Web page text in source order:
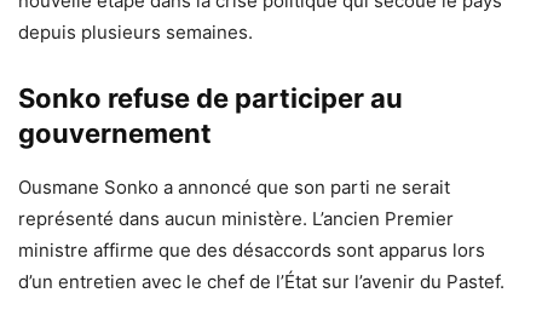
depuis plusieurs semaines.
Sonko refuse de participer au
gouvernement
Ousmane Sonko a annoncé que son parti ne serait
représenté dans aucun ministère. L’ancien Premier
ministre affirme que des désaccords sont apparus lors
d’un entretien avec le chef de l’État sur l’avenir du Pastef.